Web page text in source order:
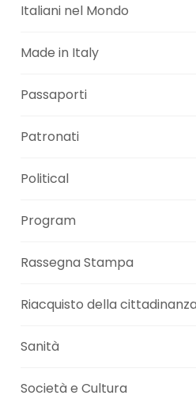
Italiani nel Mondo
Made in Italy
Passaporti
Patronati
Political
Program
Rassegna Stampa
Riacquisto della
Sanità
Società e Cultura